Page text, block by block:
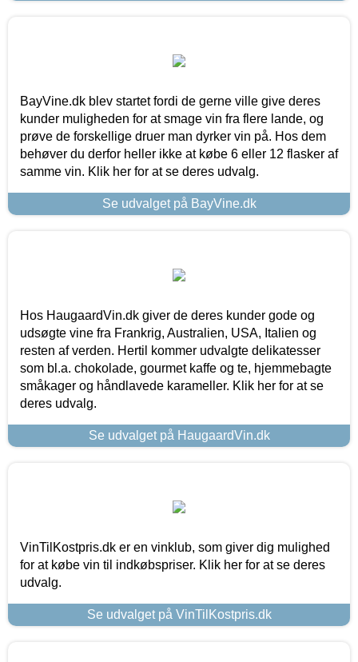
BayVine.dk blev startet fordi de gerne ville give deres
kunder muligheden for at smage vin fra flere lande, og
prøve de forskellige druer man dyrker vin på. Hos dem
behøver du derfor heller ikke at købe 6 eller 12 flasker af
samme vin. Klik her for at se deres udvalg.
Se udvalget på BayVine.dk
Hos HaugaardVin.dk giver de deres kunder gode og
udsøgte vine fra Frankrig, Australien, USA, Italien og
resten af verden. Hertil kommer udvalgte delikatesser
som bl.a. chokolade, gourmet kaffe og te, hjemmebagte
småkager og håndlavede karameller. Klik her for at se
deres udvalg.
Se udvalget på HaugaardVin.dk
VinTilKostpris.dk er en vinklub, som giver dig mulighed
for at købe vin til indkøbspriser. Klik her for at se deres
udvalg.
Se udvalget på VinTilKostpris.dk